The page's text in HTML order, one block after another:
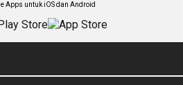
Apps untuk iOS dan Android